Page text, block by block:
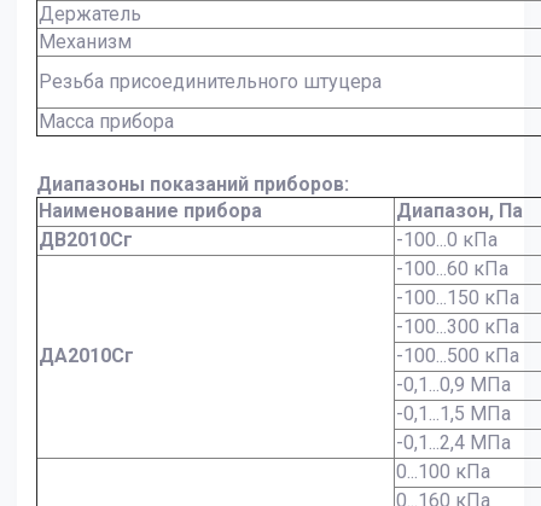
Держатель
Механизм
Резьба присоединительного штуцера
Масса прибора
Диапазоны показаний приборов:
Наименование прибора
Диапазон, Па
ДВ2010Сг
-100...0 кПа
ДА2010Сг
-100...60 кПа
-100...150 кПа
-100...300 кПа
-100...500 кПа
-0,1...0,9 МПа
-0,1...1,5 МПа
-0,1...2,4 МПа
0...100 кПа
0...160 кПа